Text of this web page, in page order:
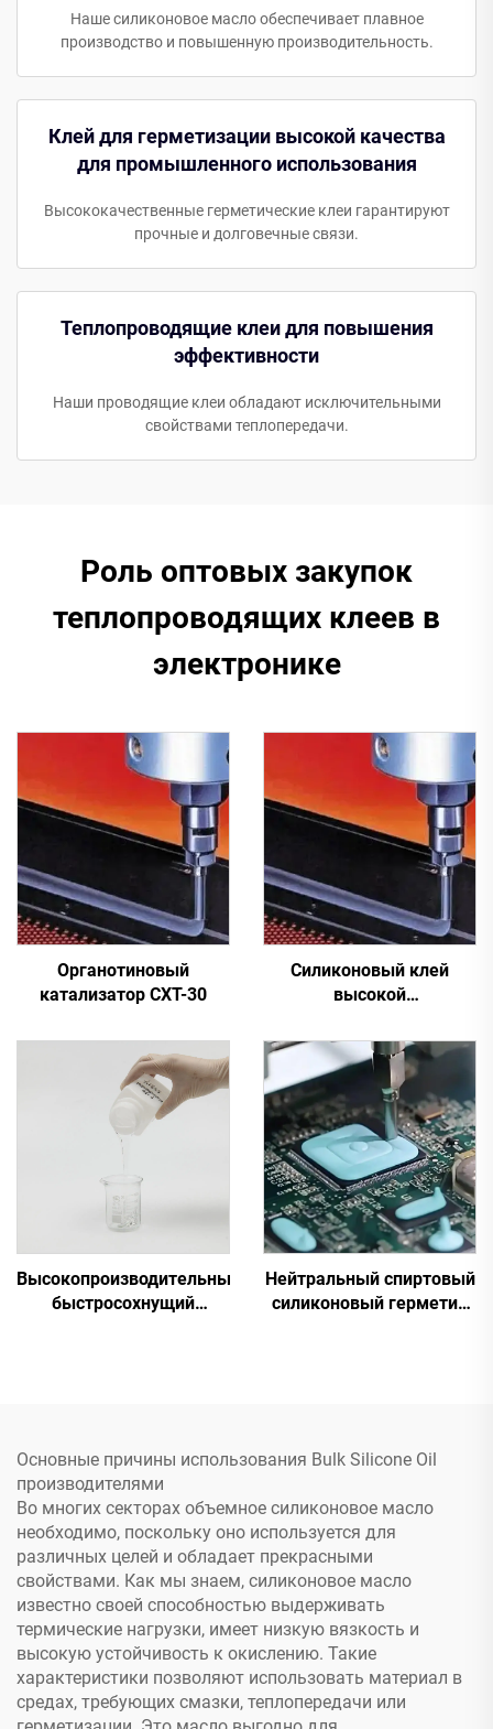
Наше силиконовое масло обеспечивает плавное
производство и повышенную производительность.
Клей для герметизации высокой качества
для промышленного использования
Высококачественные герметические клеи гарантируют
прочные и долговечные связи.
Теплопроводящие клеи для повышения
эффективности
Наши проводящие клеи обладают исключительными
свойствами теплопередачи.
Роль оптовых закупок
теплопроводящих клеев в
электронике
Органотиновый
катализатор CXT-30
Силиконовый клей
высокой
709X
Высокопроизводительный
быстросохнущий
Нейтральный спиртовый
силиконовый герметик
Основные причины использования Bulk Silicone Oil
производителями
Во многих секторах объемное силиконовое масло
необходимо, поскольку оно используется для
различных целей и обладает прекрасными
свойствами. Как мы знаем, силиконовое масло
известно своей способностью выдерживать
термические нагрузки, имеет низкую вязкость и
высокую устойчивость к окислению. Такие
характеристики позволяют использовать материал в
средах, требующих смазки, теплопередачи или